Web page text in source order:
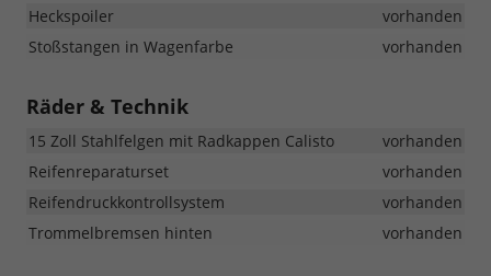
Heckspoiler
vorhanden
Stoßstangen in Wagenfarbe
vorhanden
Räder & Technik
15 Zoll Stahlfelgen mit Radkappen Calisto
vorhanden
Reifenreparaturset
vorhanden
Reifendruckkontrollsystem
vorhanden
Trommelbremsen hinten
vorhanden